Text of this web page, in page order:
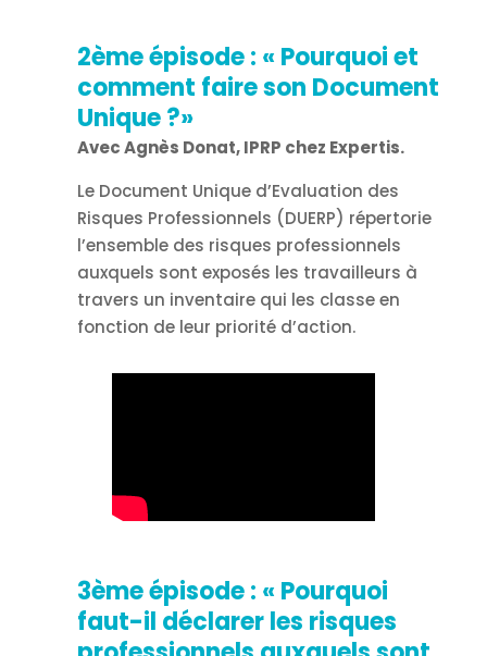
2ème épisode : « Pourquoi et
comment faire son Document
Unique ?»
Avec Agnès Donat, IPRP chez Expertis.
Le Document Unique d’Evaluation des
Risques Professionnels (DUERP) répertorie
l’ensemble des risques professionnels
auxquels sont exposés les travailleurs à
travers un inventaire qui les classe en
fonction de leur priorité d’action.
3ème épisode : « Pourquoi
faut-il déclarer les risques